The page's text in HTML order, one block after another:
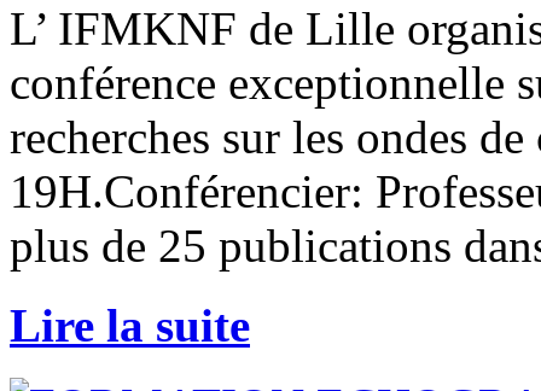
L’ IFMKNF de Lille
conférence exceptionnelle
recherches sur les ondes
19H.Conférencier:
plus de 25 publications
Lire la suite